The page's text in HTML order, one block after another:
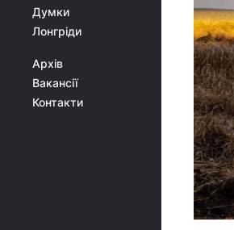
Думки
Лонгріди
Архів
Вакансії
Контакти